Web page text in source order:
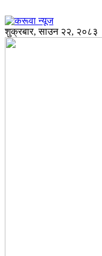
शुक्रबार,साउन २२, २०८३